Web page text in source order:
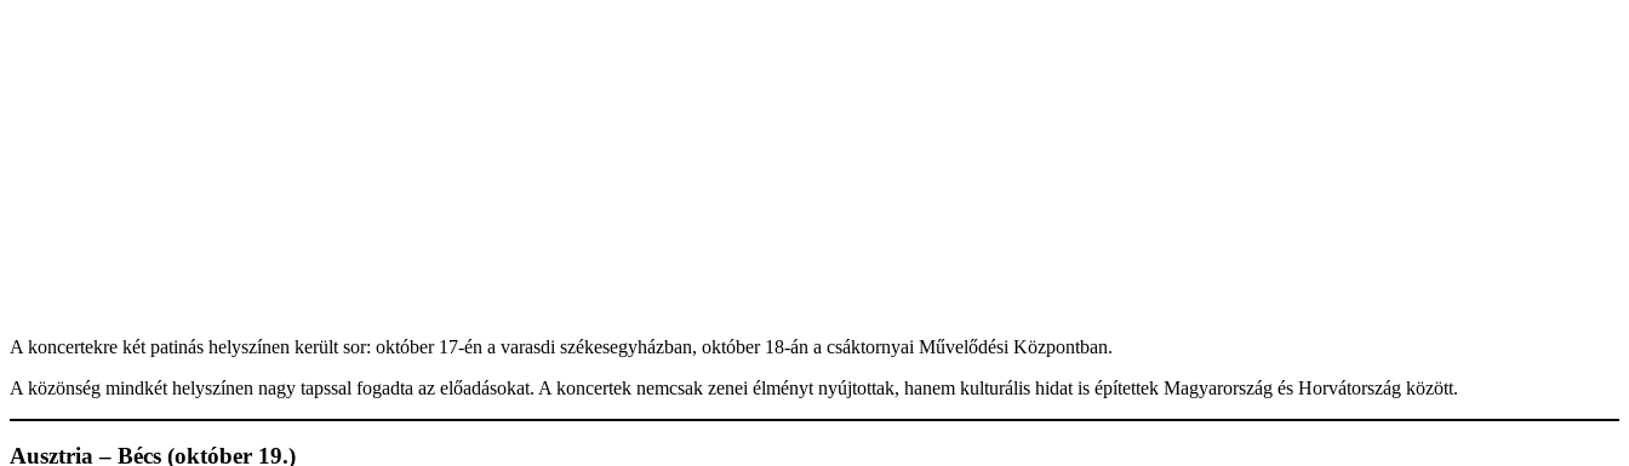
A koncertekre két patinás helyszínen került sor: október 17-én a varasdi székesegyházban, október 18-án a csáktornyai Művelődési Központban.
A közönség mindkét helyszínen nagy tapssal fogadta az előadásokat. A koncertek nemcsak zenei élményt nyújtottak, hanem kulturális hidat is építettek Magyarország és Horvátország között.
Ausztria – Bécs (október 19.)